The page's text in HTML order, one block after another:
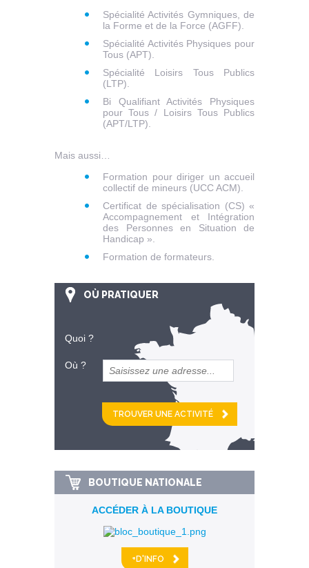
Spécialité Activités Gymniques, de
la Forme et de la Force (AGFF).
Spécialité Activités Physiques pour
Tous (APT).
Spécialité Loisirs Tous Publics
(LTP).
Bi Qualifiant Activités Physiques
pour Tous / Loisirs Tous Publics
(APT/LTP).
Mais aussi…
Formation pour diriger un accueil
collectif de mineurs (UCC ACM).
Certificat de spécialisation (CS) «
Accompagnement et Intégration
des Personnes en Situation de
Handicap ».
Formation de formateurs.
OÙ PRATIQUER
Quoi ?
Où ?
et
km alentour
BOUTIQUE NATIONALE
ACCÉDER À LA BOUTIQUE
+D'INFO